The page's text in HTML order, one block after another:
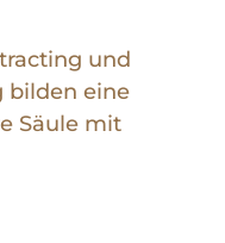
und
bilden eine
Säule mit